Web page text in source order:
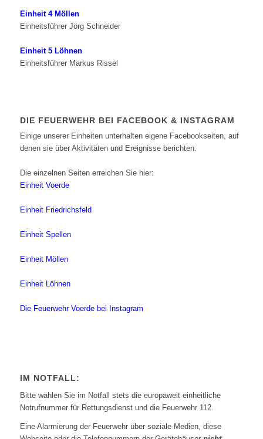
Einheit 4 Möllen
Einheitsführer Jörg Schneider
Einheit 5 Löhnen
Einheitsführer Markus Rissel
DIE FEUERWEHR BEI FACEBOOK & INSTAGRAM
Einige unserer Einheiten unterhalten eigene Facebookseiten, auf
denen sie über Aktivitäten und Ereignisse berichten.
Die einzelnen Seiten erreichen Sie hier:
Einheit Voerde
Einheit Friedrichsfeld
Einheit Spellen
Einheit Möllen
Einheit Löhnen
Die Feuerwehr Voerde bei Instagram
IM NOTFALL:
Bitte wählen Sie im Notfall stets die europaweit einheitliche
Notrufnummer für Rettungsdienst und die Feuerwehr 112.
Eine Alarmierung der Feuerwehr über soziale Medien, diese